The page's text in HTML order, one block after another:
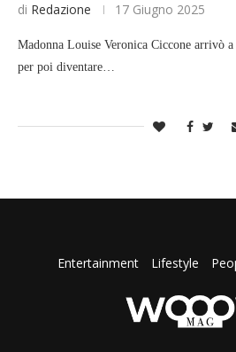
di Redazione 17 Giugno 2025
Madonna Louise Veronica Ciccone arrivò
per poi diventare…
Entertainment Lifestyle